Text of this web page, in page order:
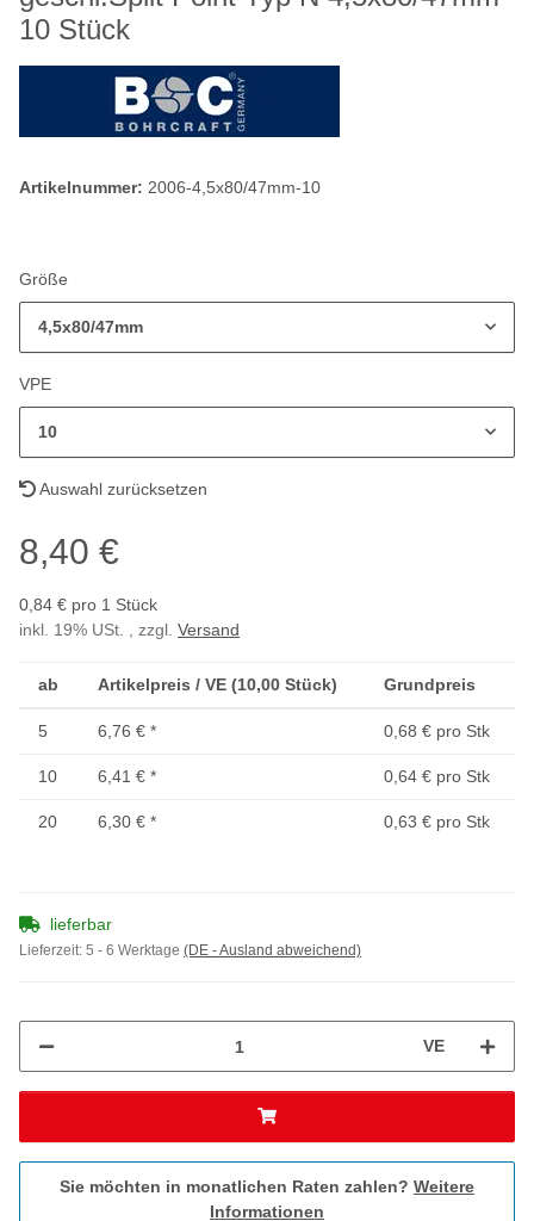
10 Stück
Artikelnummer: 2006-4,5x80/47mm-10
Größe
4,5x80/47mm
VPE
10
Auswahl zurücksetzen
8,40 €
0,84 € pro 1 Stück
inkl. 19% USt. , zzgl. Versand
ab Artikelpreis / VE (10,00 Stück) Grundpreis
5 6,76 € * 0,68 € pro Stk
10 6,41 € * 0,64 € pro Stk
20 6,30 € * 0,63 € pro Stk
lieferbar
Lieferzeit: 5 - 6 Werktage (DE - Ausland abweichend)
VE
Sie möchten in monatlichen Raten zahlen? Weitere
Informationen